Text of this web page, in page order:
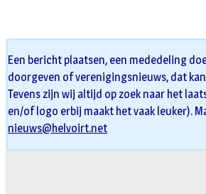
Een bericht plaatsen, een mededeling
doorgeven of verenigingsnieuws, dat
Tevens zijn wij altijd op zoek naar het
en/of logo erbij maakt het vaak leuker).
nieuws@helvoirt.net